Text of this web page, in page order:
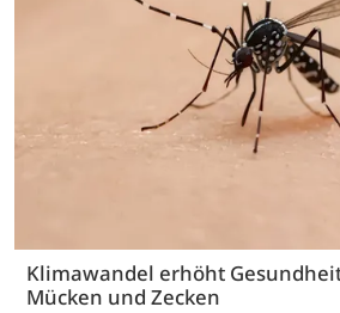
Klimawandel erhöht
Mücken und Zecken